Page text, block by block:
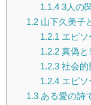
1.1.43人の
1.2山下久美子
1.2.1 エピ
1.2.2真偽と
1.2.3社会的
1.2.4エピソ
1.3ある愛の詩